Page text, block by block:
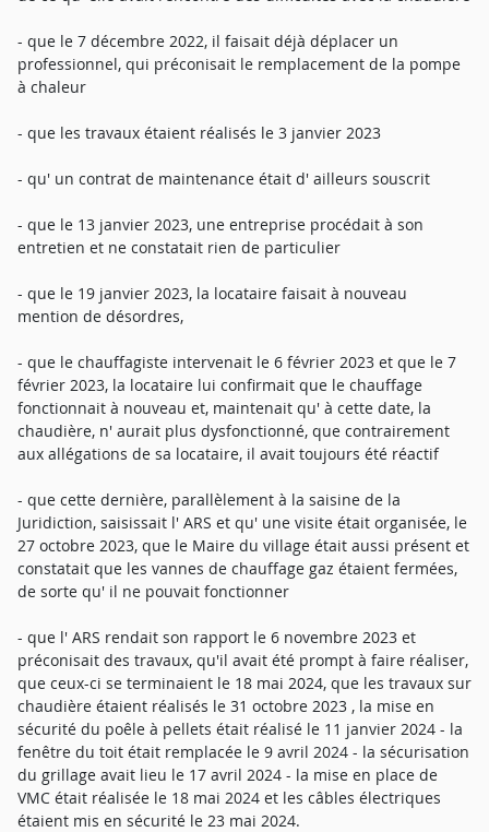
- que le 7 décembre 2022, il faisait déjà déplacer un
professionnel, qui préconisait le remplacement de la pompe
à chaleur
- que les travaux étaient réalisés le 3 janvier 2023
- qu' un contrat de maintenance était d' ailleurs souscrit
- que le 13 janvier 2023, une entreprise procédait à son
entretien et ne constatait rien de particulier
- que le 19 janvier 2023, la locataire faisait à nouveau
mention de désordres,
- que le chauffagiste intervenait le 6 février 2023 et que le 7
février 2023, la locataire lui confirmait que le chauffage
fonctionnait à nouveau et, maintenait qu' à cette date, la
chaudière, n' aurait plus dysfonctionné, que contrairement
aux allégations de sa locataire, il avait toujours été réactif
- que cette dernière, parallèlement à la saisine de la
Juridiction, saisissait l' ARS et qu' une visite était organisée, le
27 octobre 2023, que le Maire du village était aussi présent et
constatait que les vannes de chauffage gaz étaient fermées,
de sorte qu' il ne pouvait fonctionner
- que l' ARS rendait son rapport le 6 novembre 2023 et
préconisait des travaux, qu'il avait été prompt à faire réaliser,
que ceux-ci se terminaient le 18 mai 2024, que les travaux sur
chaudière étaient réalisés le 31 octobre 2023 , la mise en
sécurité du poêle à pellets était réalisé le 11 janvier 2024 - la
fenêtre du toit était remplacée le 9 avril 2024 - la sécurisation
du grillage avait lieu le 17 avril 2024 - la mise en place de
VMC était réalisée le 18 mai 2024 et les câbles électriques
étaient mis en sécurité le 23 mai 2024.